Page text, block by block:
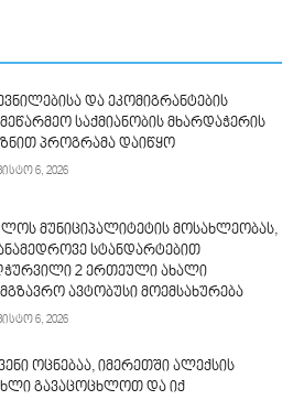
და ეკომიგრანტების
საქმიანობის მხარდაჭერის
პროგრამა დაიწყო
6, 2026
მუნიციპალიტეტის მოსახლეობას,
სტანდარტებით
2 ერთეული ახალი
ავტობუსი მოემსახურება
6, 2026
ოცნებაა, იმერეთში ალექსის
გავაცოცხლოთ და იქ